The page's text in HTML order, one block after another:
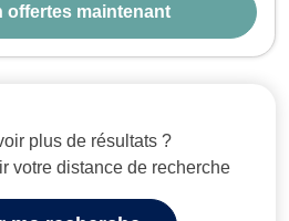
offertes maintenant
plus de résultats ?
votre distance de recherche